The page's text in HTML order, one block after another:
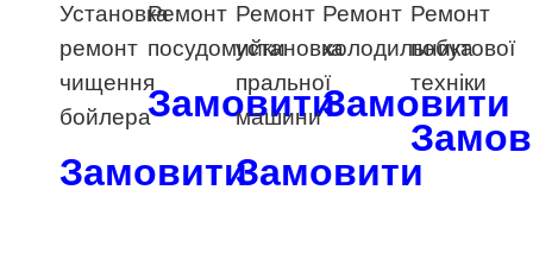
Установка
ремонт
чищення
бойлера
Замовити
Ремонт
посудомийки
Замовити
Ремонт
установка
пральної
машини
Замовити
Ремонт
холодильника
Замовити
Ремонт
побутової
техніки